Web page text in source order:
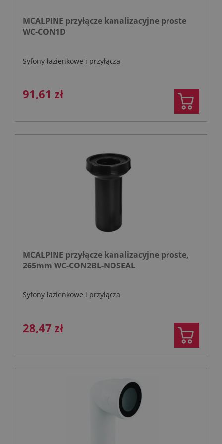
MCALPINE przyłącze kanalizacyjne proste
WC-CON1D
Syfony łazienkowe i przyłącza
91,61 zł
MCALPINE przyłącze kanalizacyjne proste,
265mm WC-CON2BL-NOSEAL
Syfony łazienkowe i przyłącza
28,47 zł